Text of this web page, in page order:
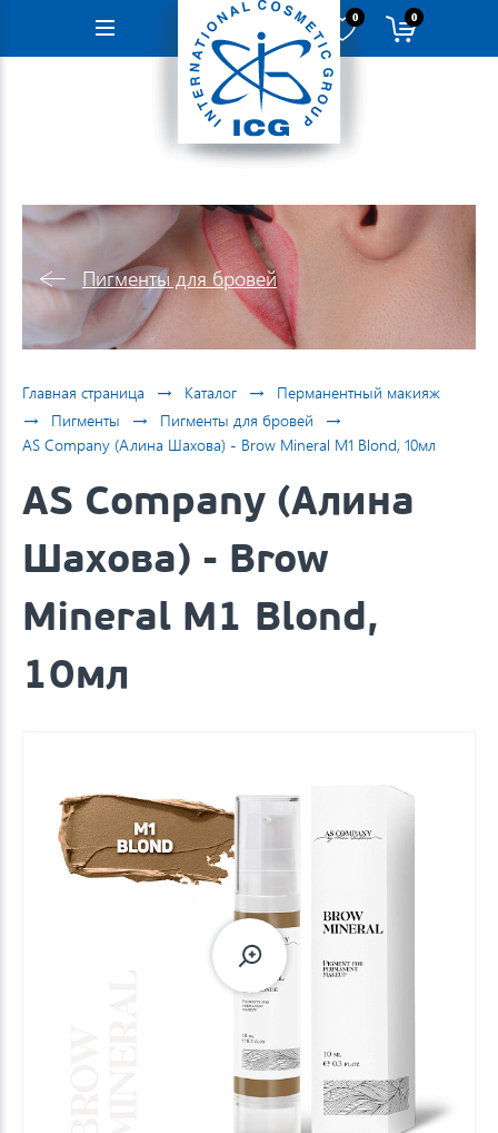
Навигация
0 0
Пигменты для бровей
Главная страница → Каталог → Перманентный макияж
→ Пигменты → Пигменты для бровей →
AS Company (Алина Шахова) - Brow Mineral M1 Blond, 10мл
AS Company (Алина
Шахова) - Brow
Mineral M1 Blond,
10мл